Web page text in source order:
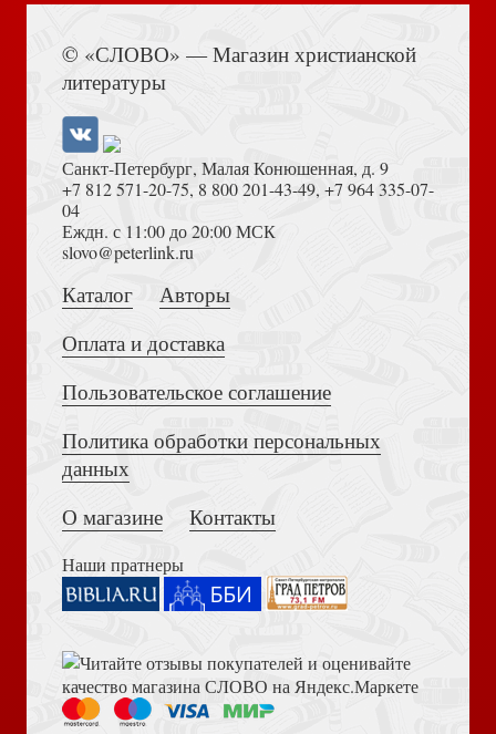
Преподобный Серафим Саровский (Жития святых.
Христианства нет без Церкви
Толкование на Апокалипсис (Тихоний Африканский)
Достоевский Ф.М. Сила и правда России (2024)
© «СЛОВО» — Магазин христианской
литературы
Санкт-Петербург, Малая Конюшенная, д. 9
+7 812 571-20-75, 8 800 201-43-49, +7 964 335-07-
04
Еждн. с 11:00 до 20:00 МСК
slovo@peterlink.ru
Каталог
Авторы
Оплата и доставка
Пользовательское соглашение
Политика обработки персональных
данных
О магазине
Контакты
Наши пратнеры